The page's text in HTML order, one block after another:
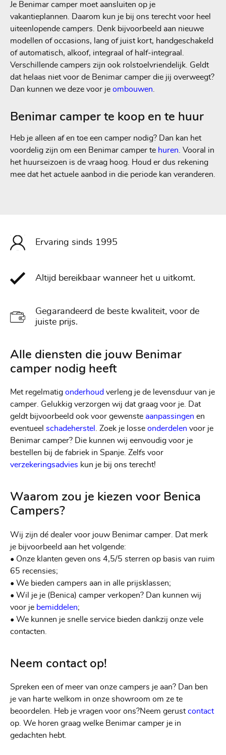
Je Benimar camper moet aansluiten op je
vakantieplannen. Daarom kun je bij ons terecht voor heel
uiteenlopende campers. Denk bijvoorbeeld aan nieuwe
modellen of occasions, lang of juist kort, handgeschakeld
of automatisch, alkoof, integraal of half-integraal.
Verschillende campers zijn ook rolstoelvriendelijk. Geldt
dat helaas niet voor de Benimar camper die jij overweegt?
Dan kunnen we deze voor jeombouwen.
Benimar camper te koop en te huur
Heb je alleen af en toe een camper nodig? Dan kan het
voordelig zijn om een Benimar camper te huren . Vooral in
het huurseizoen is de vraag hoog. Houd er dus rekening
mee dat het actuele aanbod in die periode kan veranderen.
Ervaring sinds 1995
Altijd bereikbaar wanneer het u uitkomt.
Gegarandeerd de beste kwaliteit, voor de
juiste prijs.
Alle diensten die jouw Benimar
camper nodig heeft
Met regelmatigonderhoud verleng je de levensduur van je
camper. Gelukkig verzorgen wij dat graag voor je. Dat
geldt bijvoorbeeld ook voor gewenste aanpassingen en
eventueelschadeherstel. Zoek je losseonderdelen voor je
Benimar camper? Die kunnen wij eenvoudig voor je
bestellen bij de fabriek in Spanje. Zelfs voor
verzekeringsadvies kun je bij ons terecht!
Waarom zou je kiezen voor Benica
Campers?
Wij zijn dé dealer voor jouw Benimar camper. Dat merk
je bijvoorbeeld aan het volgende:
• Onze klanten geven ons 4,5/5 sterren op basis van ruim
65 recensies;
• We bieden campers aan in alle prijsklassen;
• Wil je je (Benica) camper verkopen? Dan kunnen wij
voor je bemiddelen;
• We kunnen je snelle service bieden dankzij onze vele
contacten.
Neem contact op!
Spreken een of meer van onze campers je aan? Dan ben
je van harte welkom in onze showroom om ze te
beoordelen. Heb je vragen voor ons?Neem gerustcontact
op. We horen graag welke Benimar camper je in
gedachten hebt.